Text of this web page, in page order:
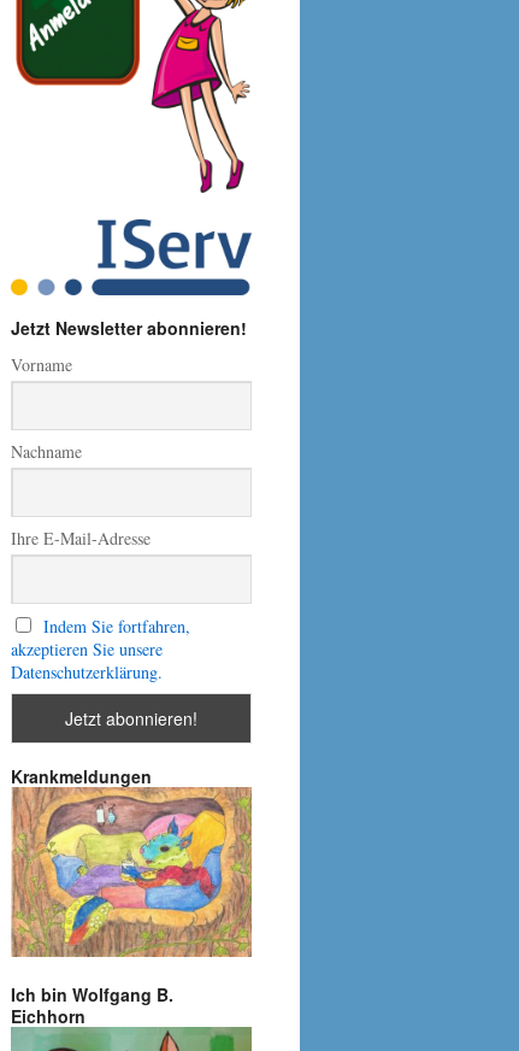
Jetzt Newsletter abonnieren!
Vorname
Nachname
Ihre E-Mail-Adresse
Indem Sie fortfahren,
akzeptieren Sie unsere
Datenschutzerklärung.
Krankmeldungen
Ich bin Wolfgang B.
Eichhorn